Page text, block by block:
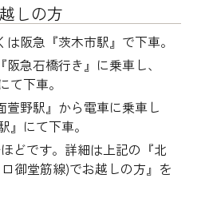
しの方
は阪急『茨木市駅』で下車。
急石橋行き』に乗車し、
て下車。
萱野駅』から電車に乗車し
』にて下車。
どです。詳細は上記の『北
御堂筋線)でお越しの方』を